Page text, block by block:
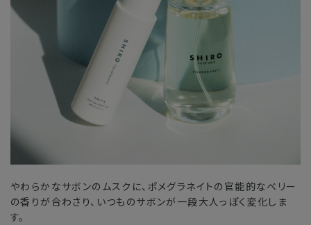
やわらかなサボンのムスクに、ポメグラネイトの官能的なベリー
の香りが合わさり、いつものサボンが一段大人っぽく変化しま
す。